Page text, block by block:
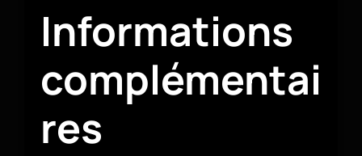
Informations
complémentai
res